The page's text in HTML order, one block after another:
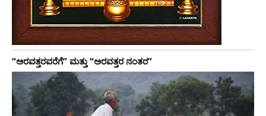
“ಅರವತ್ತರವರೆಗೆ” ಮತ್ತು “ಅರವತ್ತರ ನಂತರ”